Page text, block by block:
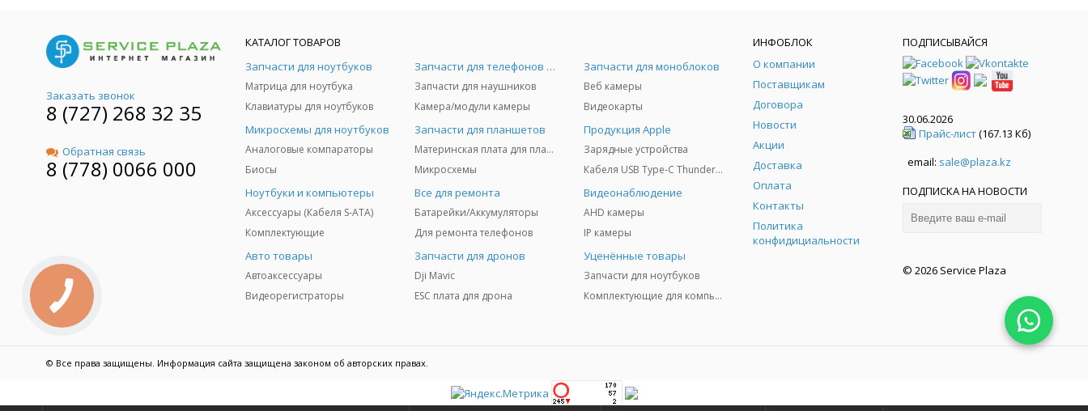
Заказать звонок
8 (727) 268 32 35
Обратная связь
8 (778) 0066 000
КАТАЛОГ ТОВАРОВ
Запчасти для ноутбуков
Матрица для ноутбука
Клавиатуры для ноутбуков
Запчасти для телефонов и Airpods
Запчасти для наушников
Камера/модули камеры
Запчасти для моноблоков
Веб камеры
Видеокарты
Микросхемы для ноутбуков
Аналоговые компараторы
Биосы
Запчасти для планшетов
Материнская плата для планшетов
Микросхемы
Продукция Apple
Зарядные устройства
Кабеля USB Type-C Thunderbolt 3/4/5
Ноутбуки и компьютеры
Аксессуары (Кабеля S-ATA)
Комплектующие
Все для ремонта
Батарейки/Аккумуляторы
Для ремонта телефонов
Видеонаблюдение
AHD камеры
IP камеры
Авто товары
Автоаксессуары
Видеорегистраторы
Запчасти для дронов
Dji Mavic
ESC плата для дрона
Уценённые товары
Запчасти для ноутбуков
Комплектующие для компьютеров
ИНФОБЛОК
О компании
Поставщикам
Договора
Новости
Акции
Доставка
Оплата
Контакты
Политика
конфидициальности
ПОДПИСЫВАЙСЯ
30.06.2026
Прайс-лист(167.13 Кб)
email: sale@plaza.kz
ПОДПИСКА НА НОВОСТИ
© 2026 Service Plaza
© Все права защищены. Информация сайта защищена законом об авторских правах.